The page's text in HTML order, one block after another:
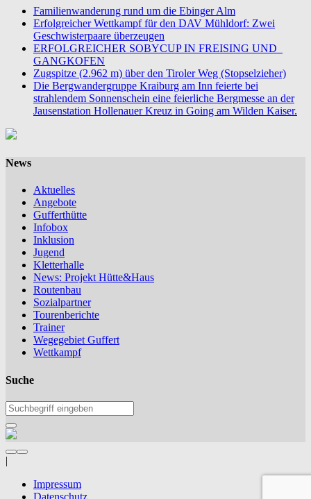
Familienwanderung rund um die Ebinger Alm
Erfolgreicher Wettkampf für den DAV Mühldorf: Zwei
Geschwisterpaare überzeugen
ERFOLGREICHER SOBYCUP IN FREISING UND
GANGKOFEN
Zugspitze (2.962 m) über den Tiroler Weg (Stopselzieher)
Die Bergwandergruppe Kraiburg am Inn feierte bei
strahlendem Sonnenschein eine feierliche Bergmesse an der
Jausenstation Hollenauer Kreuz in Going am Wilden Kaiser.
News
Aktuelles
Angebote
Gufferthütte
Infobox
Inklusion
Jugend
Kletterhalle
News: Projekt Hütte&Haus
Routenbau
Sozialpartner
Tourenberichte
Trainer
Wegegebiet Guffert
Wettkampf
Suche
|
Impressum
Datenschutz